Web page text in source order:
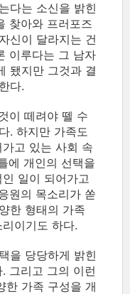
다는 소신을 밝힌
찾아와 프러포즈
신이 달라지는 건
이루다는 그 남자
됐지만 그것과 결
다.
이 떼려야 뗄 수
. 하지만 가족도
고 있는 사회 속
에 개인의 선택을
일이 되어가고
원의 목소리가 쏟
한 형태의 가족
이기도 하다.
을 당당하게 밝힌
그리고 그의 이런
한 가족 구성을 개